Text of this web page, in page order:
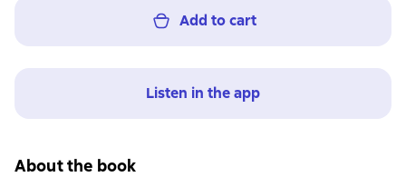
Add to cart
Listen in the app
About the book